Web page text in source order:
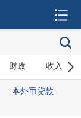
财政 收入
本外币贷款